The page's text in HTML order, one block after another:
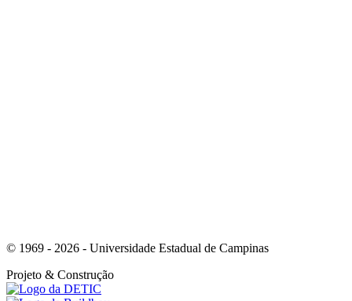
© 1969 - 2026 - Universidade Estadual de Campinas
Projeto & Construção